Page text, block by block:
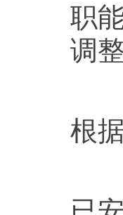
职
调
编
根
第